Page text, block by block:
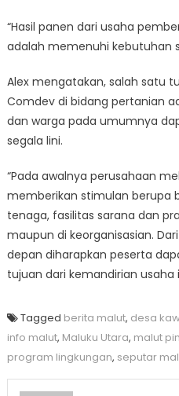
“Hasil panen dari usaha
adalah memenuhi kebutuhan
Alex mengatakan, salah satu
Comdev di bidang pertanian
dan warga pada umumnya
segala lini.
“Pada awalnya perusahaan
memberikan stimulan berupa
tenaga, fasilitas sarana dan
maupun di keorganisasian.
depan diharapkan peserta
tujuan dari kemandirian usaha
Tagged berita malut, desa
info malut, Maluku Utara, malut
program lingkungan, seputar